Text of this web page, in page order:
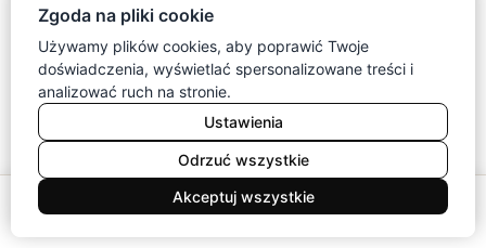
otwarcia
Użytkownicy ceniący łatwy dostęp
Jeżeli przedpokój pełni kilka funkcji,
rozważ moduł z siedziskiem. Ułatwi
Zgoda na pliki cookie
Używamy plików cookies, aby poprawić Twoje
doświadczenia, wyświetlać spersonalizowane treści i
analizować ruch na stronie.
Ustawienia
Odrzuć wszystkie
Akceptuj wszystkie